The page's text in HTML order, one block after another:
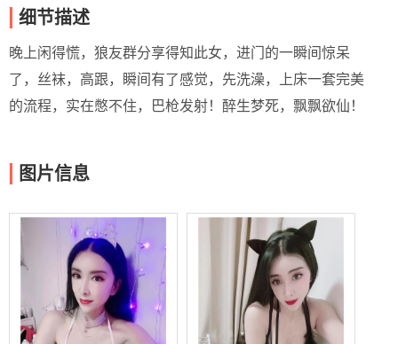
细节描述
晚上闲得慌，狼友群分享得知此女，进门的一瞬间惊呆
了，丝袜，高跟，瞬间有了感觉，先洗澡，上床一套完美
的流程，实在憋不住，巴枪发射！醉生梦死，飘飘欲仙！
图片信息